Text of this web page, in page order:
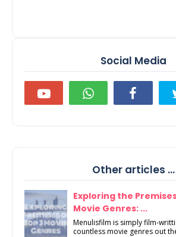
Social Media
Other articles ...
Exploring the
Movie Genres: ...
Menulisfilm is simply film-
countless movie genres out